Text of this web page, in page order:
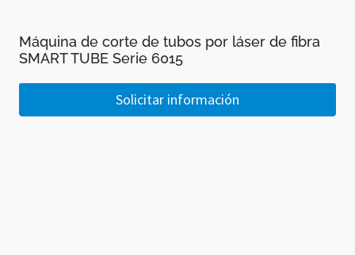
Máquina de corte de tubos por láser de fibra
SMART TUBE Serie 6015
Solicitar información